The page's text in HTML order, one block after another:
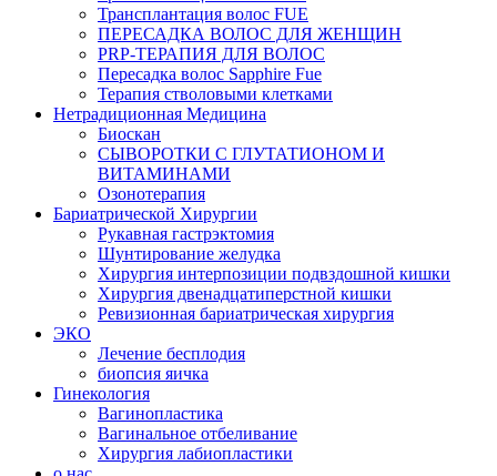
Трансплантация волос FUE
ПЕРЕСАДКА ВОЛОС ДЛЯ ЖЕНЩИН
PRP-ТЕРАПИЯ ДЛЯ ВОЛОС
Пересадка волос Sapphire Fue
Терапия стволовыми клетками
Нетрадиционная Медицина
Биоскан
СЫВОРОТКИ С ГЛУТАТИОНОМ И
ВИТАМИНАМИ
Озонотерапия
Бариатрической Хирургии
Рукавная гастрэктомия
Шунтирование желудка
Хирургия интерпозиции подвздошной кишки
Хирургия двенадцатиперстной кишки
Ревизионная бариатрическая хирургия
ЭКО
Лечение бесплодия
биопсия яичка
Гинекология
Вагинопластика
Вагинальное отбеливание
Хирургия лабиопластики